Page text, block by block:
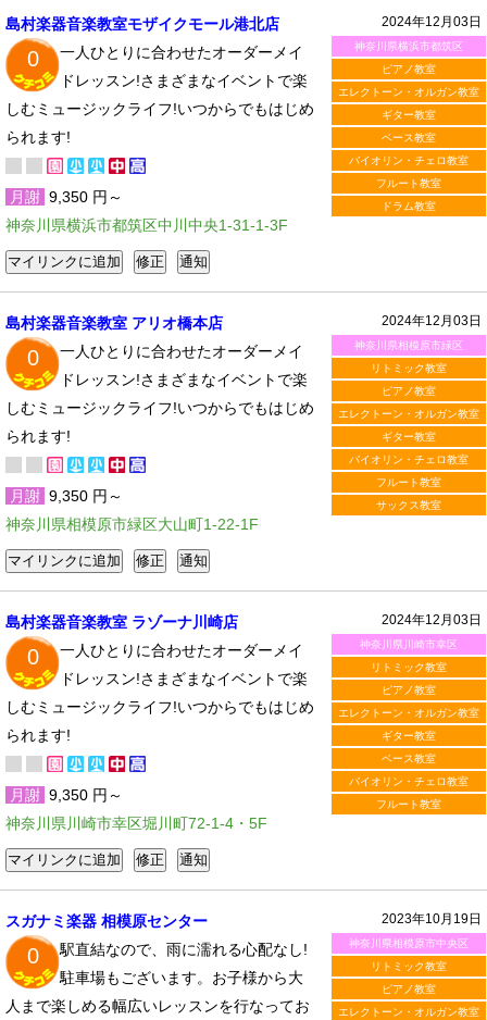
2024年12月03日
神奈川県横浜市都筑区
ピアノ教室
エレクトーン・オルガン教室
ギター教室
ベース教室
バイオリン・チェロ教室
フルート教室
ドラム教室
島村楽器音楽教室モザイクモール港北店
0
一人ひとりに合わせたオーダーメイ
ドレッスン!さまざまなイベントで楽
しむミュージックライフ!いつからでもはじめ
られます!
月謝 9,350 円～
神奈川県横浜市都筑区中川中央1-31-1-3F
2024年12月03日
神奈川県相模原市緑区
リトミック教室
ピアノ教室
エレクトーン・オルガン教室
ギター教室
バイオリン・チェロ教室
フルート教室
サックス教室
島村楽器音楽教室 アリオ橋本店
0
一人ひとりに合わせたオーダーメイ
ドレッスン!さまざまなイベントで楽
しむミュージックライフ!いつからでもはじめ
られます!
月謝 9,350 円～
神奈川県相模原市緑区大山町1-22-1F
2024年12月03日
神奈川県川崎市幸区
リトミック教室
ピアノ教室
エレクトーン・オルガン教室
ギター教室
ベース教室
バイオリン・チェロ教室
フルート教室
島村楽器音楽教室 ラゾーナ川崎店
0
一人ひとりに合わせたオーダーメイ
ドレッスン!さまざまなイベントで楽
しむミュージックライフ!いつからでもはじめ
られます!
月謝 9,350 円～
神奈川県川崎市幸区堀川町72-1-4・5F
2023年10月19日
神奈川県相模原市中央区
リトミック教室
ピアノ教室
エレクトーン・オルガン教室
スガナミ楽器 相模原センター
0
駅直結なので、雨に濡れる心配なし!
駐車場もございます。お子様から大
人まで楽しめる幅広いレッスンを行なってお